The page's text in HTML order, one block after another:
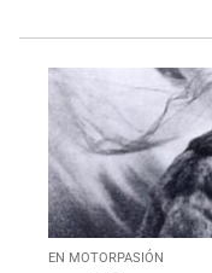
EN MOTORPASIÓN